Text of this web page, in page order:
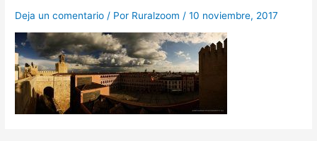
Deja un comentario / Por Ruralzoom /10 noviembre, 2017